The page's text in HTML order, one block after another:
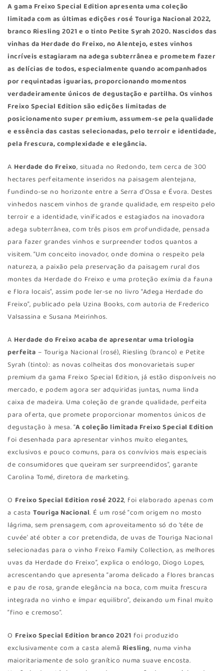
A gama Freixo Special Edition apresenta uma coleção
limitada com as últimas edições rosé Touriga Nacional 2022,
branco Riesling 2021 e o tinto Petite Syrah 2020. Nascidos das
vinhas da Herdade do Freixo, no Alentejo, estes vinhos
incríveis estagiaram na adega subterrânea e prometem fazer
as delícias de todos, especialmente quando acompanhados
por requintadas iguarias, proporcionando momentos
verdadeiramente únicos de degustação e partilha. Os vinhos
Freixo Special Edition são edições limitadas de
posicionamento super premium, assumem-se pela qualidade
e essência das castas selecionadas, pelo terroir e identidade,
pela frescura, complexidade e elegância.
A Herdade do Freixo, situada no Redondo, tem cerca de 300
hectares perfeitamente inseridos na paisagem alentejana,
fundindo-se no horizonte entre a Serra d’Ossa e Évora. Destes
vinhedos nascem vinhos de grande qualidade, em respeito pelo
terroir e a identidade, vinificados e estagiados na inovadora
adega subterrânea, com três pisos em profundidade, pensada
para fazer grandes vinhos e surpreender todos quantos a
visitem. “Um conceito inovador, onde domina o respeito pela
natureza, a paixão pela preservação da paisagem rural dos
montes da Herdade do Freixo e uma proteção exímia da fauna
e flora locais”, assim pode ler-se no livro “Adega Herdade do
Freixo”, publicado pela Uzina Books, com autoria de Frederico
Valsassina e Susana Meirinhos.
A Herdade do Freixo acaba de apresentar uma triologia
perfeita – Touriga Nacional (rosé), Riesling (branco) e Petite
Syrah (tinto): as novas colheitas dos monovarietais super
premium da gama Freixo Special Edition, já estão disponíveis no
mercado, e podem agora ser adquiridas juntas, numa linda
caixa de madeira. Uma coleção de grande qualidade, perfeita
para oferta, que promete proporcionar momentos únicos de
degustação à mesa. “A coleção limitada Freixo Special Edition
foi desenhada para apresentar vinhos muito elegantes,
exclusivos e pouco comuns, para os convívios mais especiais
de consumidores que queiram ser surpreendidos”, garante
Carolina Tomé, diretora de marketing.
O Freixo Special Edition rosé 2022, foi elaborado apenas com
a casta Touriga Nacional. É um rosé “com origem no mosto
lágrima, sem prensagem, com aproveitamento só do ‘téte de
cuvée’ até obter a cor pretendida, de uvas de Touriga Nacional
selecionadas para o vinho Freixo Family Collection, as melhores
uvas da Herdade do Freixo”, explica o enólogo, Diogo Lopes,
acrescentando que apresenta “aroma delicado a flores brancas
e pau de rosa, grande elegância na boca, com muita frescura
integrada no vinho e ímpar equilibro”, deixando um final muito
“fino e cremoso”.
O Freixo Special Edition branco 2021 foi produzido
exclusivamente com a casta alemã Riesling, numa vinha
maioritariamente de solo granítico numa suave encosta.